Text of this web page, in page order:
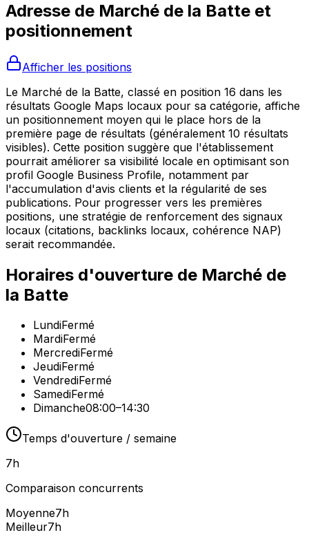
Adresse de Marché de la Batte et
positionnement
Afficher les positions
Le Marché de la Batte, classé en position 16 dans les
résultats Google Maps locaux pour sa catégorie, affiche
un positionnement moyen qui le place hors de la
première page de résultats (généralement 10 résultats
visibles). Cette position suggère que l'établissement
pourrait améliorer sa visibilité locale en optimisant son
profil Google Business Profile, notamment par
l'accumulation d'avis clients et la régularité de ses
publications. Pour progresser vers les premières
positions, une stratégie de renforcement des signaux
locaux (citations, backlinks locaux, cohérence NAP)
serait recommandée.
Horaires d'ouverture de Marché de
la Batte
LundiFermé
MardiFermé
MercrediFermé
JeudiFermé
VendrediFermé
SamediFermé
Dimanche08:00–14:30
Temps d'ouverture / semaine
7h
Comparaison concurrents
Moyenne7h
Meilleur7h